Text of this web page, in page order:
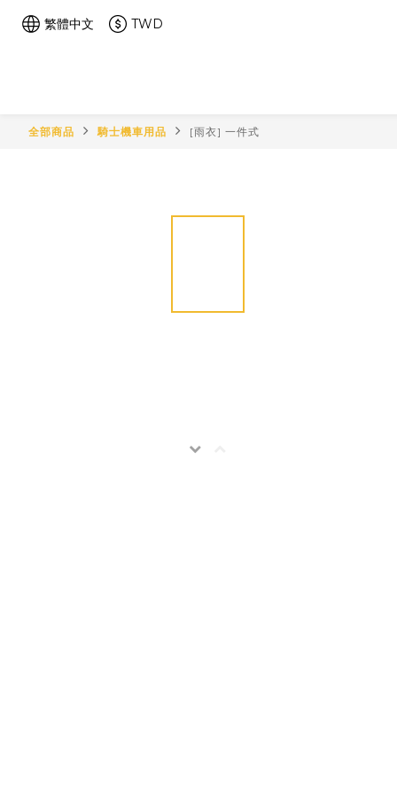
繁體中文 TWD
全部商品 騎士機車用品 [雨衣] 一件式